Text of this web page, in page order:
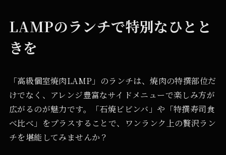
LAMPのランチで特別なひとと
きを
「高級個室焼肉LAMP」のランチは、焼肉の特撰部位だ
けでなく、アレンジ豊富なサイドメニューで楽しみ方が
広がるのが魅力です。「石焼ビビンバ」や「特撰寿司食
べ比べ」をプラスすることで、ワンランク上の贅沢ラン
チを堪能してみませんか？